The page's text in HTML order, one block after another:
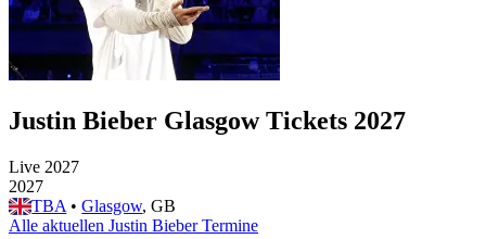
Justin Bieber Glasgow Tickets 2027
Live 2027
2027
TBA • Glasgow, GB
Alle aktuellen Justin Bieber Termine